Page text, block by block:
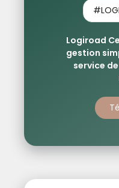
Logiroad
gestion
service